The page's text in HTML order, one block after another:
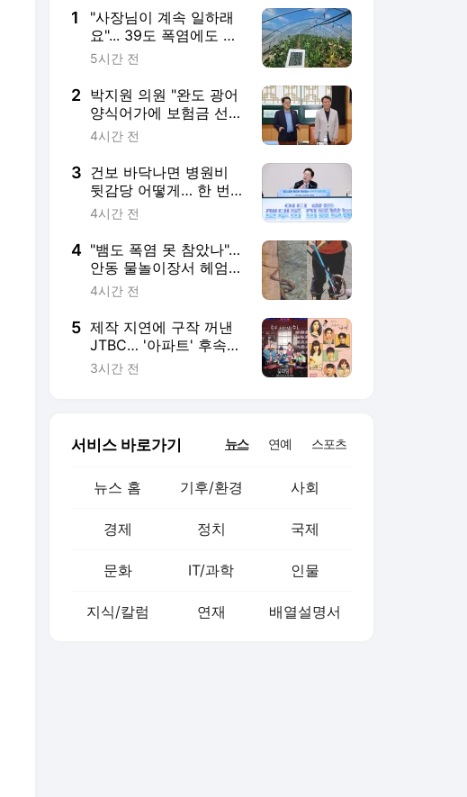
1
"사장님이 계속 일하래
요"... 39도 폭염에도 멈
출 수 없는 이주노동자
5시간 전
2 박지원 의원 "완도 광어
양식어가에 보험금 선
지급과 할증 면제 마련"
4시간 전
3 건보 바닥나면 병원비
뒷감당 어떻게… 한 번
도 안 지킨 '20% 지원'
4시간 전
4 "뱀도 폭염 못 참았나"…
안동 물놀이장서 헤엄
친 1.5m 구렁이
4시간 전
5 제작 지연에 구작 꺼낸
JTBC… '아파트' 후속작
은 변우석·박지훈의 '꽃
3시간 전
서비스 바로가기 뉴스 연예 스포츠
뉴스 홈 기후/환경 사회
경제 정치 국제
문화 IT/과학 인물
지식/칼럼 연재 배열설명서